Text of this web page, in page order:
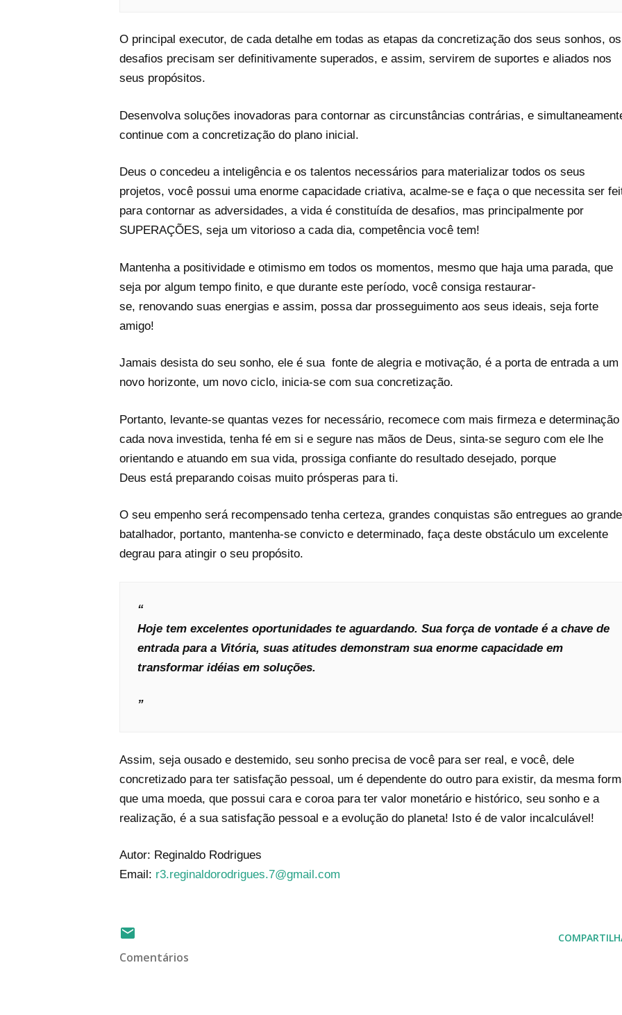
O principal executor, de cada detalhe em todas as etapas da concretização dos seus sonhos, os
desafios precisam ser definitivamente superados, e assim, servirem de suportes e aliados nos
seus propósitos.
Desenvolva soluções inovadoras para contornar as circunstâncias contrárias, e
continue com a concretização do plano inicial.
Deus o concedeu a inteligência e os talentos necessários para materializar todos os seus
projetos, você possui uma enorme capacidade criativa, acalme-se e faça o que necessita ser
para contornar as adversidades, a vida é constituída de desafios, mas principalmente por
SUPERAÇÕES, seja um vitorioso a cada dia, competência você tem!
Mantenha a positividade e otimismo em todos os momentos, mesmo que haja uma parada, que
seja por algum tempo finito, e que durante este período, você consiga restaurar-
se, renovando suas energias e assim, possa dar prosseguimento aos seus ideais, seja forte
amigo!
Jamais desista do seu sonho, ele é sua fonte de alegria e motivação, é a porta de entrada a um
novo horizonte, um novo ciclo, inicia-se com sua concretização.
Portanto, levante-se quantas vezes for necessário, recomece com mais firmeza e determinação
cada nova investida, tenha fé em si e segure nas mãos de Deus, sinta-se seguro com ele lhe
orientando e atuando em sua vida, prossiga confiante do resultado desejado, porque
Deus está preparando coisas muito prósperas para ti.
O seu empenho será recompensado tenha certeza, grandes conquistas são entregues ao grande
batalhador, portanto, mantenha-se convicto e determinado, faça deste obstáculo um excelente
degrau para atingir o seu propósito.
Hoje tem excelentes oportunidades te aguardando. Sua força de vontade é a chave de
entrada para a Vitória, suas atitudes demonstram sua enorme capacidade em
transformar idéias em soluções.
Assim, seja ousado e destemido, seu sonho precisa de você para ser real, e você, dele
concretizado para ter satisfação pessoal, um é dependente do outro para existir, da mesma
que uma moeda, que possui cara e coroa para ter valor monetário e histórico, seu sonho e a
realização, é a sua satisfação pessoal e a evolução do planeta! Isto é de valor incalculável!
Autor: Reginaldo Rodrigues
Email: r3.reginaldorodrigues.7@gmail.com
Comentários